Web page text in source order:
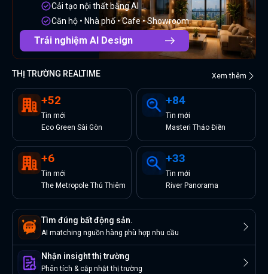
Cải tạo nội thất bằng AI
Căn hộ • Nhà phố • Cafe • Showroom
Trải nghiệm AI Design
THỊ TRƯỜNG REALTIME Xem thêm
+52
Tin mới
Eco Green Sài Gòn
+84
Tin mới
Masteri Thảo Điền
+6
Tin mới
The Metropole Thủ Thiêm
+33
Tin mới
River Panorama
Tìm đúng bất động sản.
AI matching nguồn hàng phù hợp nhu cầu
Nhận insight thị trường
Phân tích & cập nhật thị trường